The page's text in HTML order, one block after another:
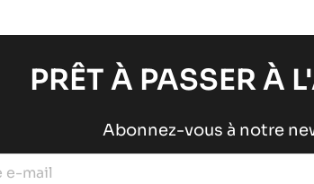
PRÊT À PASSER À
Abonnez-vous à notre